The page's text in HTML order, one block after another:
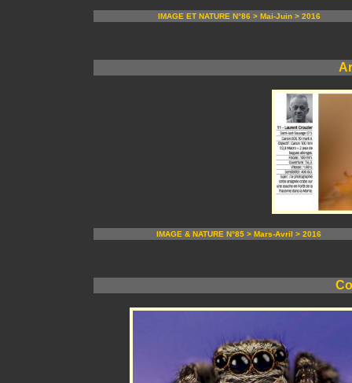
IMAGE ET NATURE N°86 > Mai-Juin > 2016
IMAGE & NATURE N°85 > Mars-Avril > 2016